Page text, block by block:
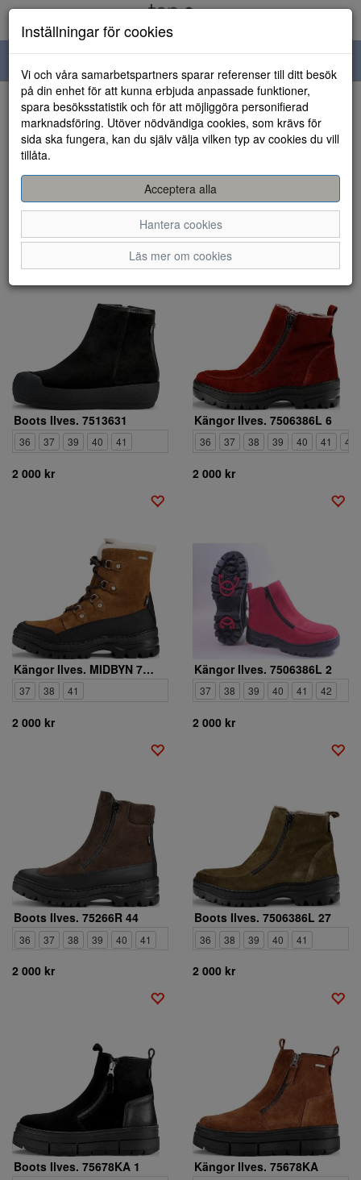
navigation
Visa filter
Ilves (27 artiklar)
Boots Ilves. 7513631
36 37 39 40 41
2 000 kr
Kängor Ilves. 7506386L 6
36 37 38 39 40 41 42
2 000 kr
Kängor Ilves. MIDBYN 7513615 165
37 38 41
2 000 kr
Kängor Ilves. 7506386L 2
37 38 39 40 41 42
2 000 kr
Boots Ilves. 75266R 44
36 37 38 39 40 41
2 000 kr
Boots Ilves. 7506386L 27
36 38 39 40 41
2 000 kr
Boots Ilves. 75678KA 1 Kängor Ilves. 75678KA
Inställningar för cookies
Vi och våra samarbetspartners sparar referenser till ditt besök
på din enhet för att kunna erbjuda anpassade funktioner,
spara besöksstatistik och för att möjliggöra personifierad
marknadsföring. Utöver nödvändiga cookies, som krävs för
sida ska fungera, kan du själv välja vilken typ av cookies du vill
tillåta.
Acceptera alla
Hantera cookies
Läs mer om cookies